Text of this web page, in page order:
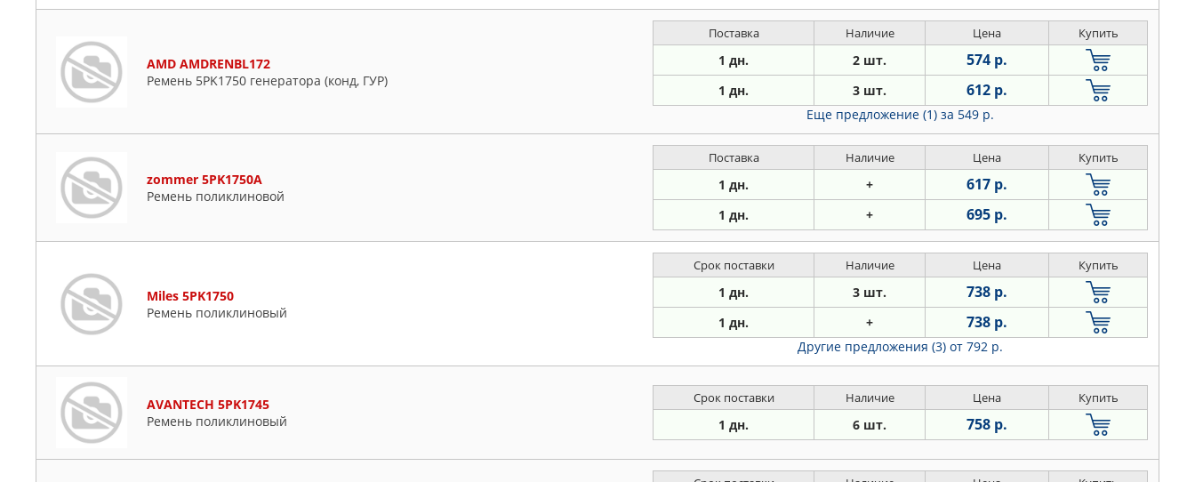
AMD AMDRENBL172
Ремень 5PK1750 генератора (конд, ГУР)
Поставка Наличие Цена Купить
1 дн. 2 шт. 574 р.
1 дн. 3 шт. 612 р.
Еще предложение (1) за 549 р.
zommer 5PK1750A
Ремень поликлиновой
Поставка Наличие Цена Купить
1 дн. + 617 р.
1 дн. + 695 р.
Miles 5PK1750
Ремень поликлиновый
Срок поставки Наличие Цена Купить
1 дн. 3 шт. 738 р.
1 дн. + 738 р.
Другие предложения (3) от 792 р.
AVANTECH 5PK1745
Ремень поликлиновый
Срок поставки Наличие Цена Купить
1 дн. 6 шт. 758 р.